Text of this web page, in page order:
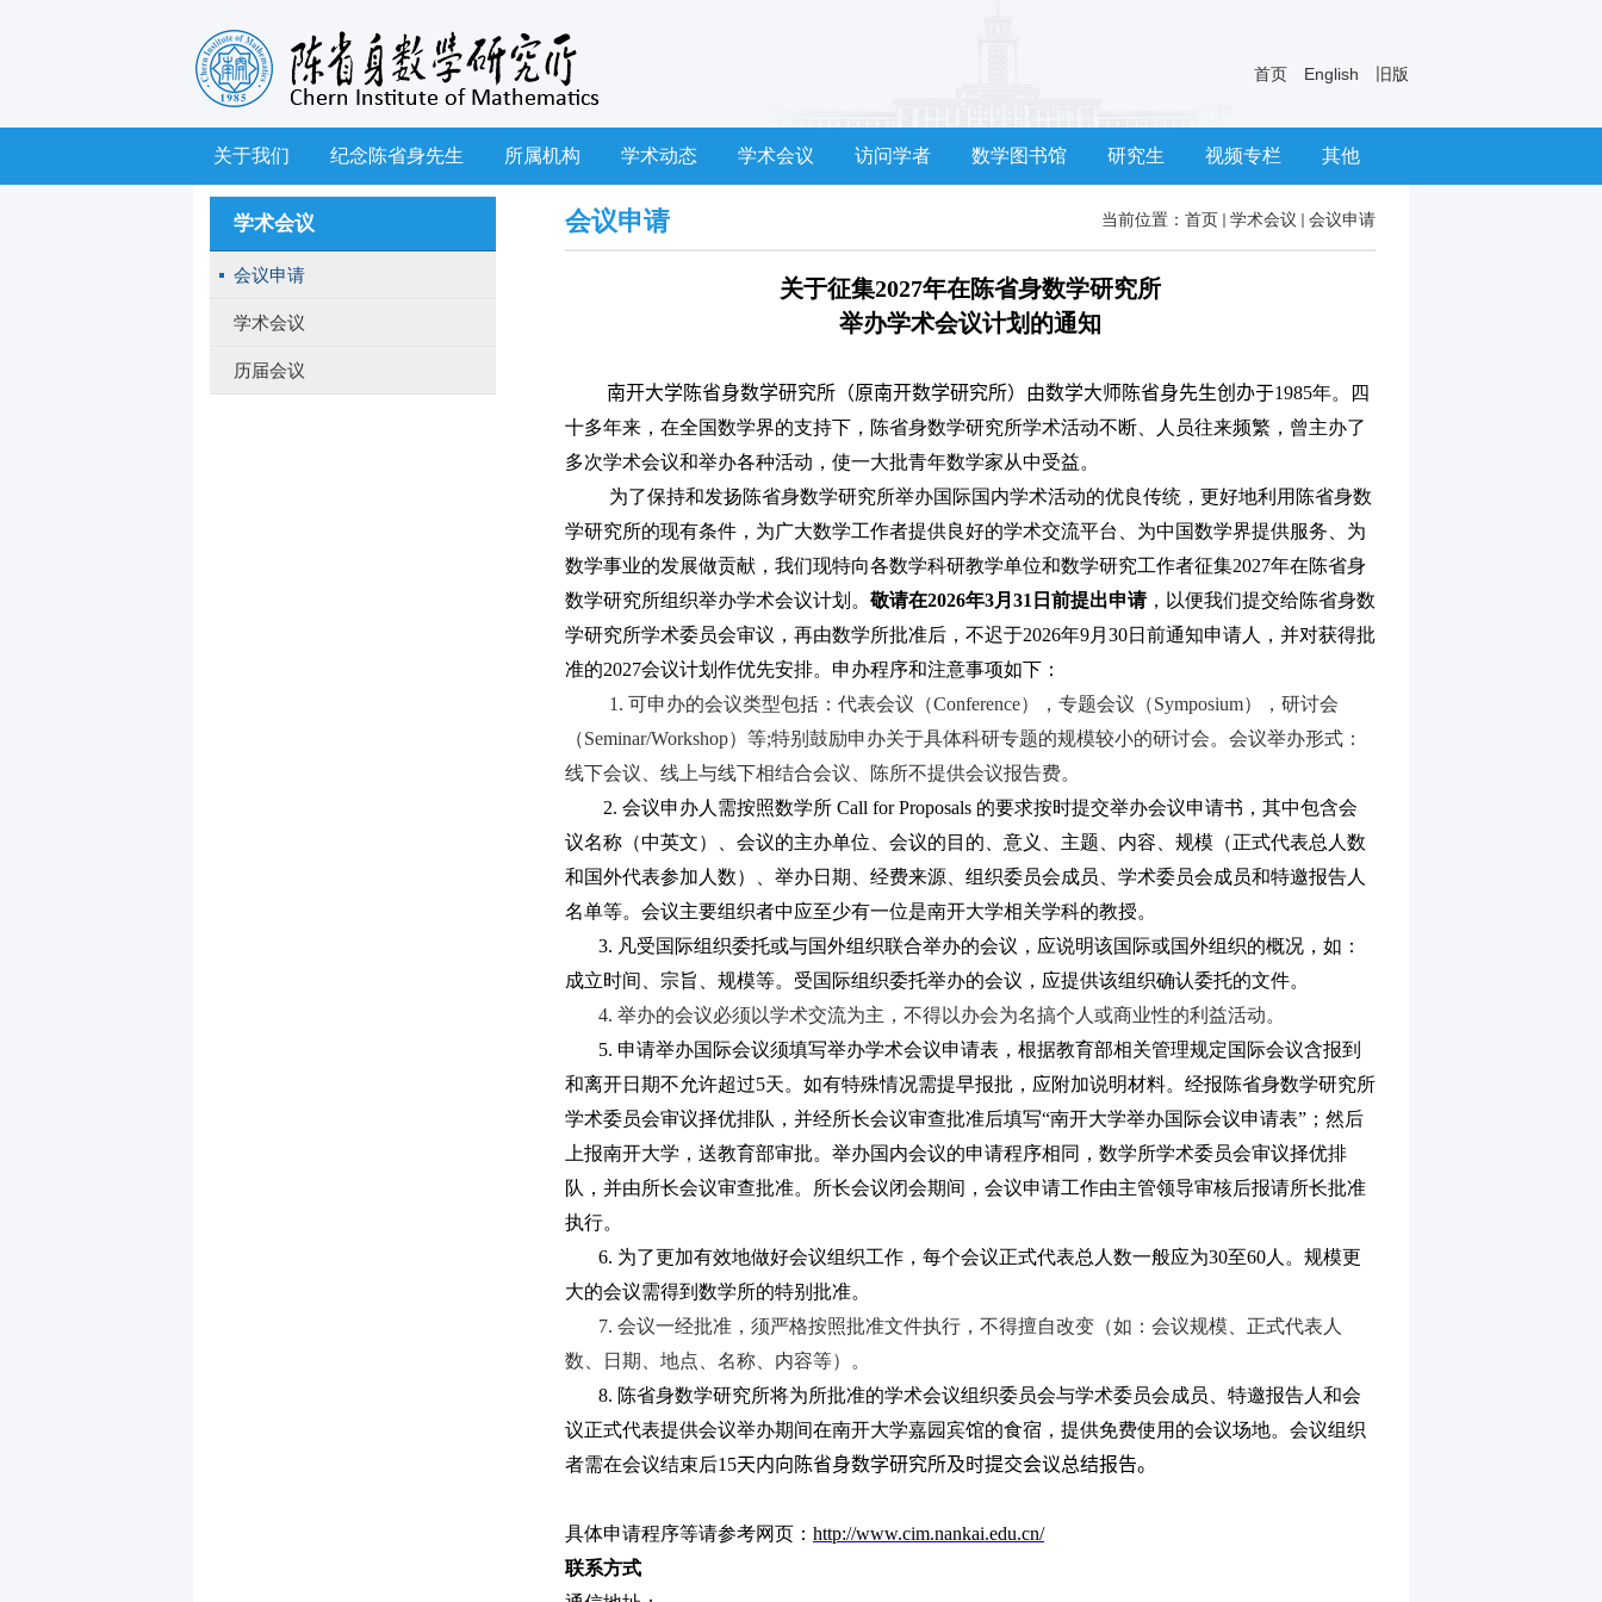
首页 English 旧版
关于我们 纪念陈省身先生 所属机构 学术动态 学术会议 访问学者 数学图书馆 研究生 视频专栏 其他
学术会议
会议申请
学术会议
历届会议
会议申请 当前位置： 首页 学术会议 会议申请
关于征集2027年在陈省身数学研究所
举办学术会议计划的通知
南开大学陈省身数学研究所（原南开数学研究所）由数学大师陈省身先生创办于1985年。四
十多年来，在全国数学界的支持下，陈省身数学研究所学术活动不断、人员往来频繁，曾主办了
多次学术会议和举办各种活动，使一大批青年数学家从中受益。
为了保持和发扬陈省身数学研究所举办国际国内学术活动的优良传统，更好地利用陈省身数
学研究所的现有条件，为广大数学工作者提供良好的学术交流平台、为中国数学界提供服务、为
数学事业的发展做贡献，我们现特向各数学科研教学单位和数学研究工作者征集2027年在陈省身
数学研究所组织举办学术会议计划。 敬请在2026年3月 31 日前提出申请，以便我们提交给陈省身数
学研究所学术委员会审议，再由数学所批准后，不迟于2026年9月 30日前通知申请人，并对获得批
准的2027会议计划作优先安排。 申办程序和注意事项如下：
1. 可申办的会议类型包括：代表会议（Conference），专题会议（Symposium），研讨会
（Seminar/Workshop）等;特别鼓励申办关于具体科研专题的规模较小的研讨会。会议举办形式：
线下会议、线上与线下相结合会议、陈所不提供会议报告费。
2. 会议申办人需按照数学所 Call for Proposals 的要求按时提交举办会议申请书，其中包含会
议名称（中英文）、会议的主办单位、会议的目的、意义、主题、内容、规模（正式代表总人数
和国外代表参加人数）、举办日期、经费来源、组织委员会成员、学术委员会成员和特邀报告人
名单等。会议主要组织者中应至少有一位是南开大学相关学科的教授。
3. 凡受国际组织委托或与国外组织联合举办的会议，应说明该国际或国外组织的概况，如：
成立时间、宗旨、规模等。受国际组织委托举办的会议，应提供该组织确认委托的文件。
4. 举办的会议必须以学术交流为主，不得以办会为名搞个人或商业性的利益活动。
5. 申请举办国际会议须填写举办学术会议申请表，根据教育部相关管理规定国际会议含报到
和离开日期不允许超过5天。如有特殊情况需提早报批，应附加说明材料。经报陈省身数学研究所
学术委员会审议择优排队，并经所长会议审查批准后填写“南开大学举办国际会议申请表”；然后
上报南开大学，送教育部审批。举办国内会议的申请程序相同，数学所学术委员会审议择优排
队，并由所长会议审查批准。所长会议闭会期间，会议申请工作由主管领导审核后报请所长批准
执行。
6. 为了更加有效地做好会议组织工作，每个会议正式代表总人数一般应为30至60人。规模更
大的会议需得到数学所的特别批准。
7. 会议一经批准，须严格按照批准文件执行，不得擅自改变（如：会议规模、正式代表人
数、日期、地点、名称、内容等）。
8. 陈省身数学研究所将为所批准的学术会议组织委员会与学术委员会成员、特邀报告人和会
议正式代表提供会议举办期间在南开大学嘉园宾馆的食宿，提供免费使用的会议场地。会议组织
者需在会议结束后15天内向陈省身数学研究所及时提交会议总结报告。
具体申请程序等请参考网页： http://www.cim.nankai.edu.cn/
联系方式